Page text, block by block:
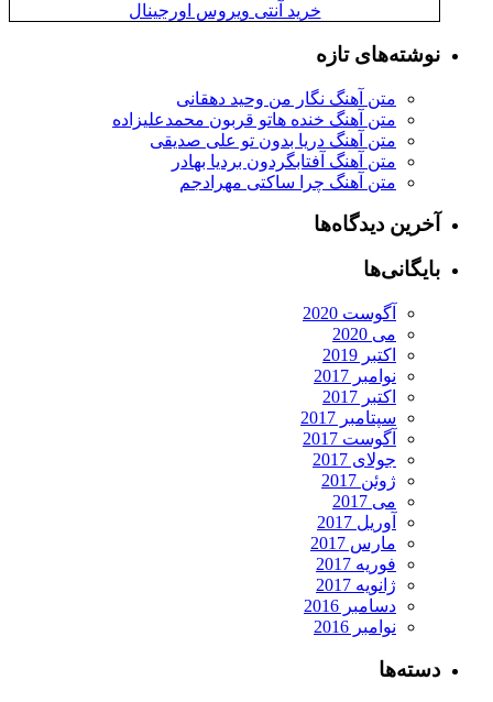
خرید آنتی ویروس اورجینال
نوشته‌های تازه
متن آهنگ نگار من وحید دهقانی
متن آهنگ خنده هاتو قربون محمدعلیزاده
متن آهنگ دریا بدون تو علی صدیقی
متن آهنگ آفتابگردون بردیا بهادر
متن آهنگ چرا ساکتی مهرادجم
آخرین دیدگاه‌ها
بایگانی‌ها
آگوست 2020
می 2020
اکتبر 2019
نوامبر 2017
اکتبر 2017
سپتامبر 2017
آگوست 2017
جولای 2017
ژوئن 2017
می 2017
آوریل 2017
مارس 2017
فوریه 2017
ژانویه 2017
دسامبر 2016
نوامبر 2016
دسته‌ها